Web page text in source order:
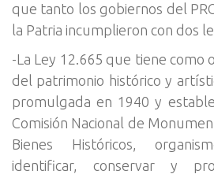
que tanto los gobiernos del
la Patria incumplieron con dos
-La Ley 12.665 que tiene como
del patrimonio histórico y
promulgada en 1940 y
Comisión Nacional de
Bienes Históricos,
identificar, conservar y